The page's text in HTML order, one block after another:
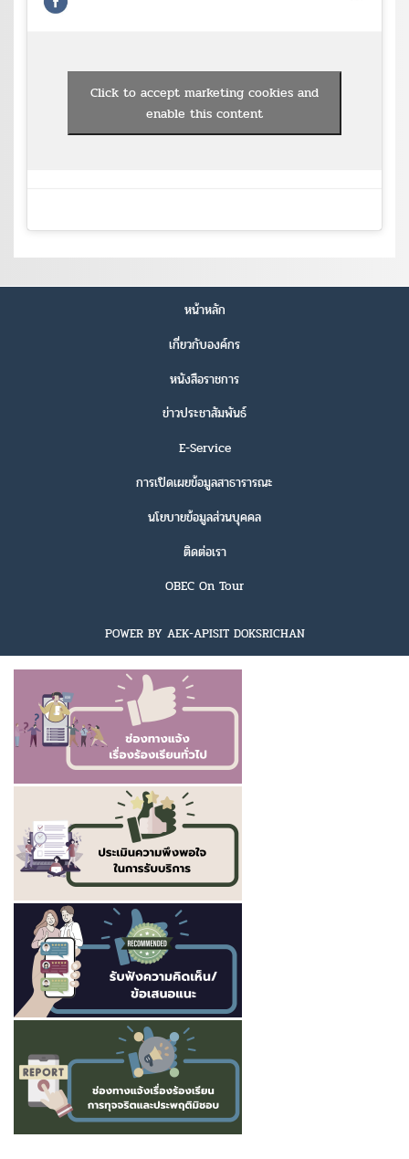
Click to accept marketing cookies and
enable this content
หน้าหลัก
เกี่ยวกับองค์กร
หนังสือราชการ
ข่าวประชาสัมพันธ์
E-Service
การเปิดเผยข้อมูลสาธารารณะ
นโยบายข้อมูลส่วนบุคคล
ติดต่อเรา
OBEC On Tour
POWER BY AEK-APISIT DOKSRICHAN